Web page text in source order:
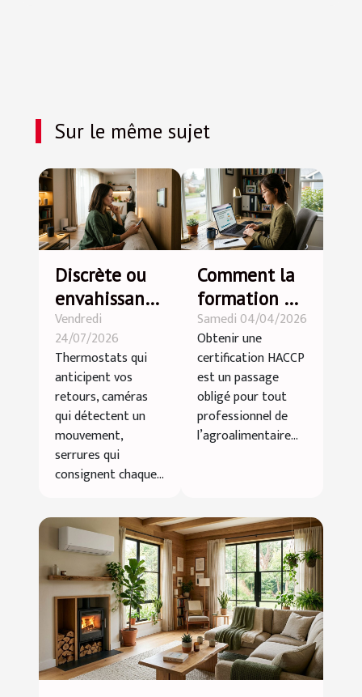
Sur le même sujet
Discrète ou
envahissante
: la
domotique
redéfinit-elle
notre
intimité à la
maison ?
Vendredi
24/07/2026
Thermostats qui
anticipent vos
retours, caméras
qui détectent un
mouvement,
serrures qui
consignent chaque...
Comment la
formation en
ligne peut
accélérer
votre
certification
HACCP ?
Samedi 04/04/2026
Obtenir une
certification HACCP
est un passage
obligé pour tout
professionnel de
l’agroalimentaire...